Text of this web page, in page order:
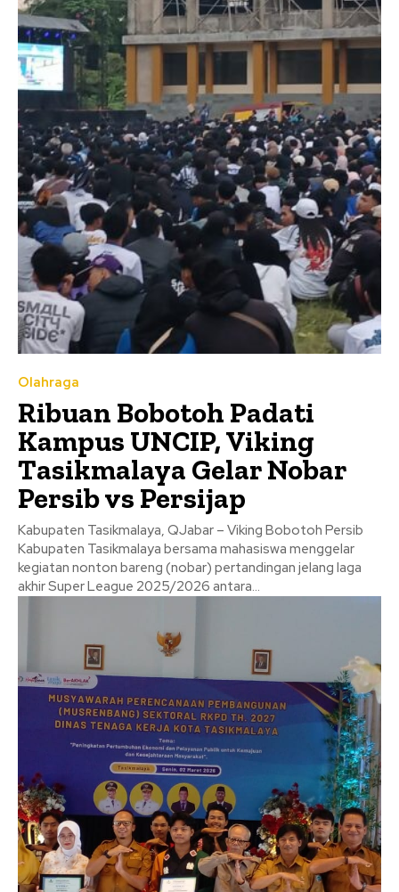
Olahraga
Ribuan Bobotoh Padati
Kampus UNCIP, Viking
Tasikmalaya Gelar Nobar
Persib vs Persijap
Kabupaten Tasikmalaya, QJabar – Viking Bobotoh Persib
Kabupaten Tasikmalaya bersama mahasiswa menggelar
kegiatan nonton bareng (nobar) pertandingan jelang laga
akhir Super League 2025/2026 antara...